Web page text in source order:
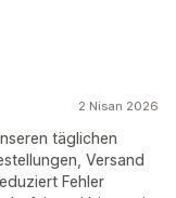
2 Nisan 2026
täglichen
Versand
Fehler